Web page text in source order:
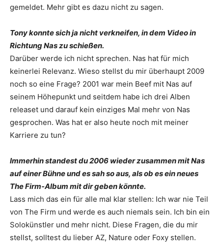
gemeldet. Mehr gibt es dazu nicht zu sagen.
Tony konnte sich ja nicht verkneifen, in dem ­Video in
Richtung Nas zu schießen.
Darüber werde ich nicht sprechen. Nas hat für mich
keinerlei Relevanz. Wieso stellst du mir überhaupt 2009
noch so eine Frage? 2001 war mein Beef mit Nas auf
seinem Höhepunkt und seitdem habe ich drei Alben
releaset und darauf kein einziges Mal mehr von Nas
gesprochen. Was hat er also heute noch mit ­meiner
Karriere zu tun?
Immerhin standest du 2006 wieder zusammen mit Nas
auf einer Bühne und es sah so aus, als ob es ein neues
The Firm-Album mit dir geben könnte.
Lass mich das ein für alle mal klar stellen: Ich war nie Teil
von The Firm und werde es auch niemals sein. Ich bin ein
Solokünstler und mehr nicht. ­Diese Fragen, die du mir
stellst, solltest du lieber AZ, Nature oder Foxy stellen.